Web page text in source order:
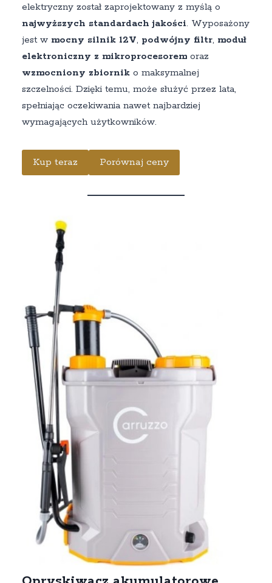
elektryczny został zaprojektowany z myślą o
najwyższych standardach jakości. Wyposażony
jest w mocny silnik 12V, podwójny filtr, moduł
elektroniczny z mikroprocesoremoraz
wzmocniony zbiorniko maksymalnej
szczelności. Dzięki temu, może służyć przez lata,
spełniając oczekiwania nawet najbardziej
wymagających użytkowników.
Kup teraz Porównaj ceny